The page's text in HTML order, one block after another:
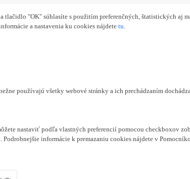
"OK" súhlasíte s použitím preferenčných, štatistických aj
a nastavenia ku cookies nájdete tu.
používajú všetky webové stránky a ich prechádzaním
nastaviť podľa vlastných preferencií pomocou checkboxov
informácie k premazaniu cookies nájdete v